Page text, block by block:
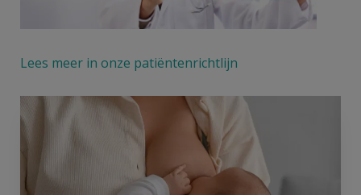
Lees meer in onze patiëntenrichtlijn